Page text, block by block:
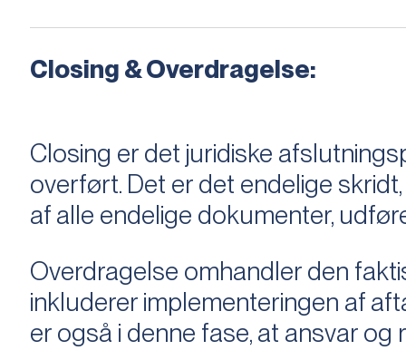
Closing & Overdragelse:
Closing er det juridiske
overført. Det er det endelige
af alle endelige dokumenter,
Overdragelse omhandler den
inkluderer implementeringen af
er også i denne fase, at ansvar